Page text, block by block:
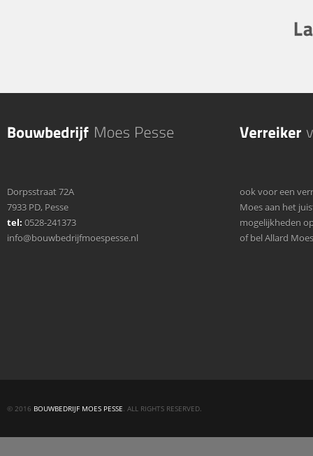
Dorpsstraat 72A
7933 PD, Pesse
tel: 0528-241373
info@bouwbedrijfmoespesse.nl
ook voor een
Moes aan het
mogelijkheden
of bel Allard
© 2016 BOUWBEDRIJF MOES PESSE. ALL RIGHTS RESERVED.